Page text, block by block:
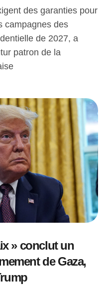
des garanties pour
campagnes des
de 2027, a
patron de la
» conclut un
de Gaza,